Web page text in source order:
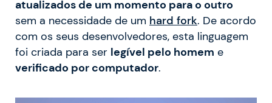
atualizados de um momento para o outro
sem a necessidade de um hard fork. De acordo
com os seus desenvolvedores, esta linguagem
foi criada para ser legível pelo homem e
verificado por computador.